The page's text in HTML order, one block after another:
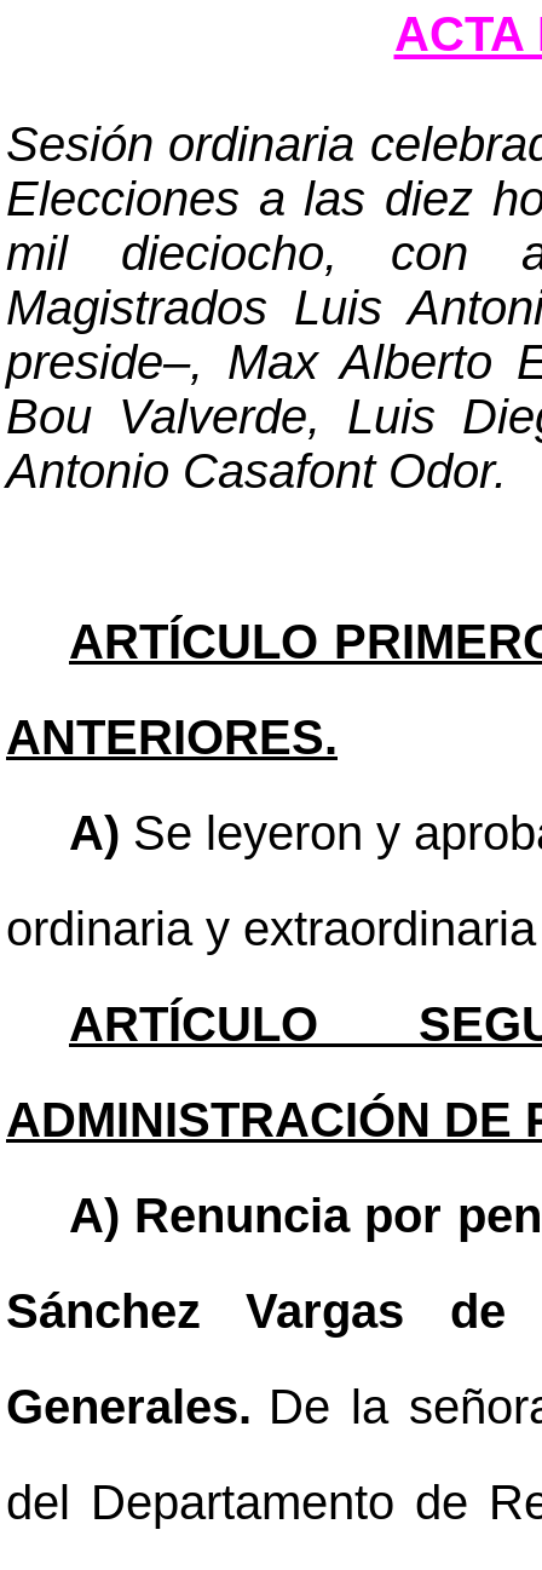
ACTA
Sesión ordinaria
Elecciones a las diez
mil dieciocho, con
Magistrados Luis
preside–, Max Alberto
Bou Valverde, Luis
Antonio Casafont Odor.
ARTÍCULO
ANTERIORES.
A) Se leyeron y
ordinaria y
ARTÍCULO
ADMINISTRACIÓN DE
A) Renuncia por
Sánchez Vargas
Generales. De la
del Departamento de